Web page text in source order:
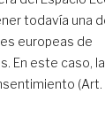
todavía una
europeas de
En este caso, la
(Art.
2026